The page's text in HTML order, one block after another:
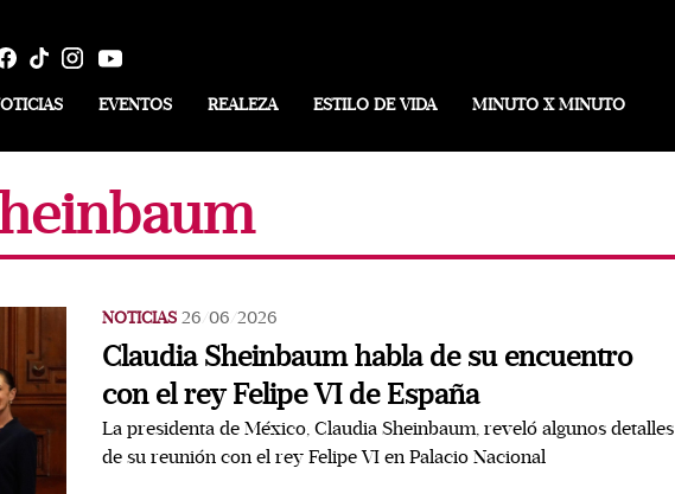
EVENTOS REALEZA ESTILO DE VIDA MINUTO X MINUTO
NOTICIAS 26/06/2026
Claudia Sheinbaum habla de su encuentro
con el rey Felipe VI de España
La presidenta de México, Claudia Sheinbaum, reveló algunos detalles
de su reunión con el rey Felipe VI en Palacio Nacional